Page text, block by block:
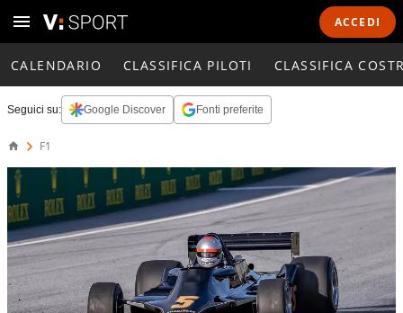
ACCEDI
CALENDARIO CLASSIFICA PILOTI CLASSIFICA
Seguici su: Google Discover Fonti preferite
F1